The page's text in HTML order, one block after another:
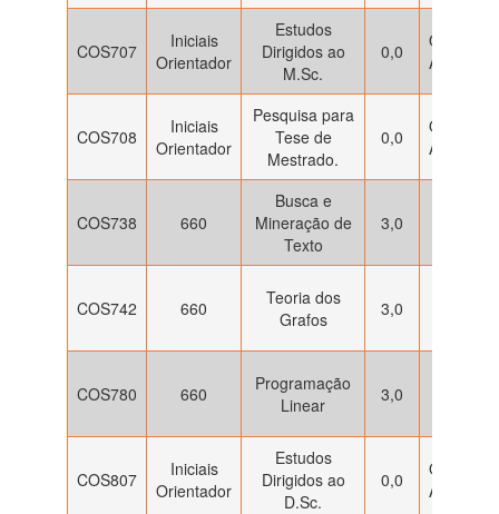
COS707
Iniciais
Orientador
Estudos
Dirigidos ao
M.Sc.
0,0
COS708
Iniciais
Orientador
Pesquisa para
Tese de
Mestrado.
0,0
COS738 660
Busca e
Mineração de
Texto
3,0
COS742 660
Teoria dos
Grafos
3,0
COS780 660
Programação
Linear
3,0
COS807
Iniciais
Orientador
Estudos
Dirigidos ao
D.Sc.
0,0